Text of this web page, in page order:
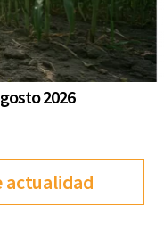
2026
actualidad